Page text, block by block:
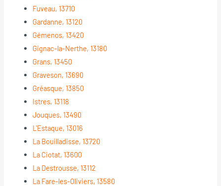
Fuveau, 13710
Gardanne, 13120
Gémenos, 13420
Gignac-la-Nerthe, 13180
Grans, 13450
Graveson, 13690
Gréasque, 13850
Istres, 13118
Jouques, 13490
L'Estaque, 13016
La Bouilladisse, 13720
La Ciotat, 13600
La Destrousse, 13112
La Fare-les-Oliviers, 13580